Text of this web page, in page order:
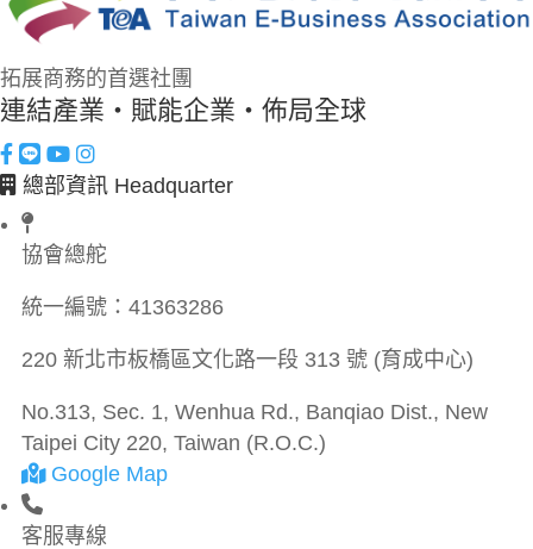
拓展商務的首選社團
連結產業・賦能企業・佈局全球
總部資訊 Headquarter
協會總舵
統一編號： 41363286
220 新北市板橋區文化路一段 313 號 (育成中心)
No.313, Sec. 1, Wenhua Rd., Banqiao Dist., New
Taipei City 220, Taiwan (R.O.C.)
Google Map
客服專線